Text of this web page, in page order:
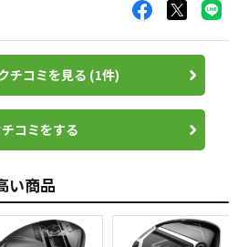
分かれると思います…
どの軽量。元々軽量を振ること
で結果は大きく異なるとは思い
は高反発ということを除いても
中でピカイチ！
早くない方の方が合うと思いま
チコミを見る (1件)
コミをする
い商品